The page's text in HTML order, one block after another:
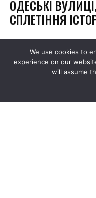
We use cookies to
experience on our
will assume